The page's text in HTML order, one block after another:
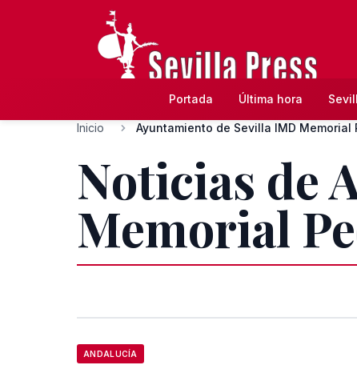
Portada Última hora
Inicio Ayuntamiento de Sevilla IMD Memorial
Noticias de
Memorial
ANDALUCÍA